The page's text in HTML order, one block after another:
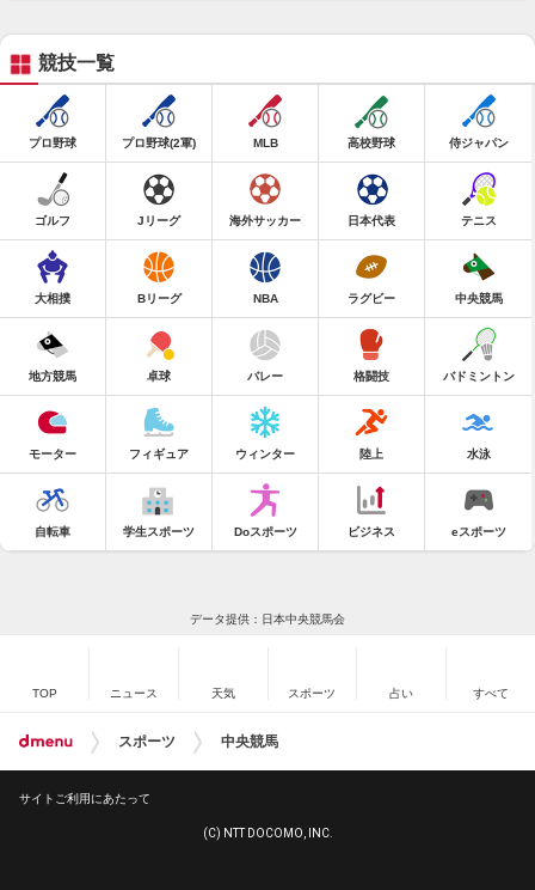
競技一覧
プロ野球 プロ野球(2軍) MLB 高校野球 侍ジャパン
ゴルフ Jリーグ 海外サッカー 日本代表 テニス
大相撲 Bリーグ NBA ラグビー 中央競馬
地方競馬 卓球 バレー 格闘技 バドミントン
モーター フィギュア ウィンター 陸上 水泳
自転車 学生スポーツ Doスポーツ ビジネス eスポーツ
データ提供：日本中央競馬会
TOP ニュース 天気 スポーツ 占い すべて
スポーツ 中央競馬
サイトご利用にあたって
(C) NTT DOCOMO, INC.